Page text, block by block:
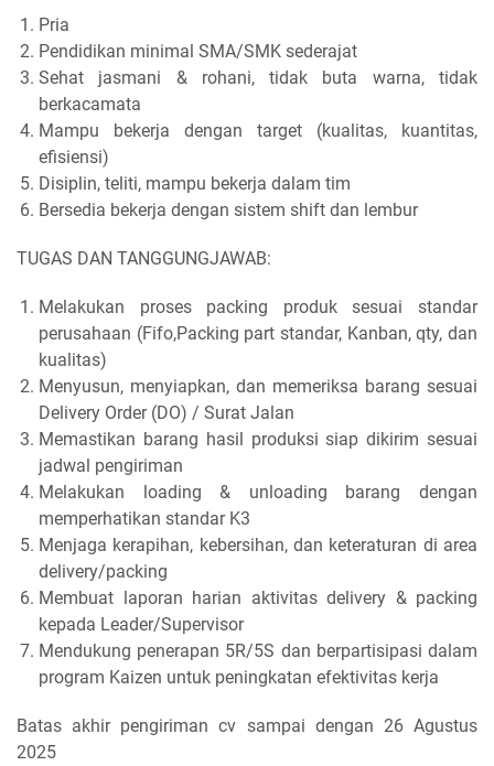
Pria
Pendidikan minimal SMA/SMK sederajat
Sehat jasmani & rohani, tidak buta warna, tidak
berkacamata
Mampu bekerja dengan target (kualitas, kuantitas,
efisiensi)
Disiplin, teliti, mampu bekerja dalam tim
Bersedia bekerja dengan sistem shift dan lembur
TUGAS DAN TANGGUNGJAWAB:
Melakukan proses packing produk sesuai standar
perusahaan (Fifo,Packing part standar, Kanban, qty, dan
kualitas)
Menyusun, menyiapkan, dan memeriksa barang sesuai
Delivery Order (DO) / Surat Jalan
Memastikan barang hasil produksi siap dikirim sesuai
jadwal pengiriman
Melakukan loading & unloading barang dengan
memperhatikan standar K3
Menjaga kerapihan, kebersihan, dan keteraturan di area
delivery/packing
Membuat laporan harian aktivitas delivery & packing
kepada Leader/Supervisor
Mendukung penerapan 5R/5S dan berpartisipasi dalam
program Kaizen untuk peningkatan efektivitas kerja
Batas akhir pengiriman cv sampai dengan 26 Agustus
2025